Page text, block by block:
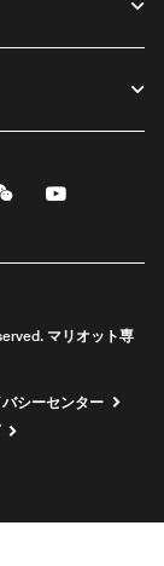
開く
ウで開く
ィンドウで開く
Messenger
新しいウィンドウ
新しいウィ
マリオット専
シーセンター